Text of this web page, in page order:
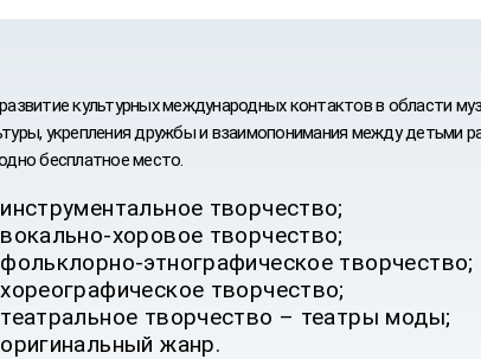
культурных международных контактов в области
укрепления дружбы и взаимопонимания между детьми
бесплатное место.
инструментальное творчество;
вокально-хоровое творчество;
фольклорно-этнографическое творчество;
хореографическое творчество;
театральное творчество – театры моды;
оригинальный жанр.